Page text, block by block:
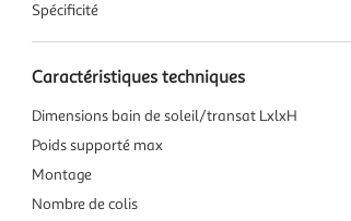
Spécificité
Caractéristiques techniques
Dimensions bain de soleil/transat LxlxH
Poids supporté max
Montage
Nombre de colis